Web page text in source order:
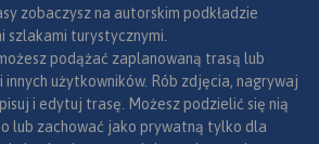
zobaczysz na autorskim podkładzie
szlakami turystycznymi.
podążać zaplanowaną trasą lub
użytkowników. Rób zdjęcia, nagrywaj
i edytuj trasę. Możesz podzielić się nią
lub zachować jako prywatną tylko dla